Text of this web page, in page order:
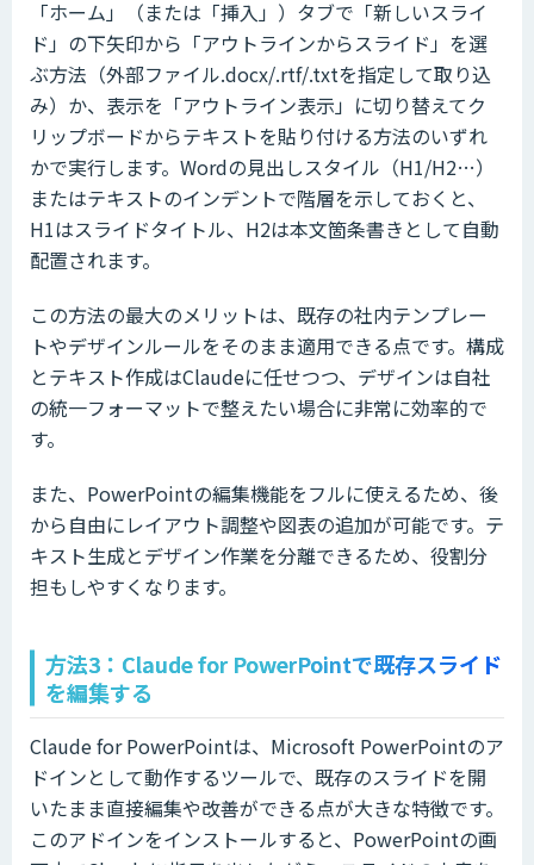
「ホーム」（または「挿入」）タブで「新しいスライ
ド」の下矢印から「アウトラインからスライド」を選
ぶ方法（外部ファイル.docx/.rtf/.txtを指定して取り込
み）か、表示を「アウトライン表示」に切り替えてク
リップボードからテキストを貼り付ける方法のいずれ
かで実行します。Wordの見出しスタイル（H1/H2…）
またはテキストのインデントで階層を示しておくと、
H1はスライドタイトル、H2は本文箇条書きとして自動
配置されます。
この方法の最大のメリットは、既存の社内テンプレー
トやデザインルールをそのまま適用できる点です。構成
とテキスト作成はClaudeに任せつつ、デザインは自社
の統一フォーマットで整えたい場合に非常に効率的で
す。
また、PowerPointの編集機能をフルに使えるため、後
から自由にレイアウト調整や図表の追加が可能です。テ
キスト生成とデザイン作業を分離できるため、役割分
担もしやすくなります。
方法3：Claude for PowerPointで既存スライド
を編集する
Claude for PowerPointは、Microsoft PowerPointのア
ドインとして動作するツールで、既存のスライドを開
いたまま直接編集や改善ができる点が大きな特徴です。
このアドインをインストールすると、PowerPointの画